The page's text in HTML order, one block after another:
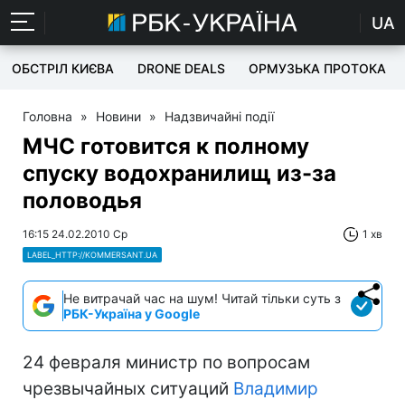
UA
ОБСТРІЛ КИЄВА DRONE DEALS ОРМУЗЬКА ПРОТОКА
Головна » Новини » Надзвичайні події
МЧС готовится к полному
спуску водохранилищ из-за
половодья
16:15 24.02.2010 Ср 1 хв
LABEL_HTTP://KOMMERSANT.UA
Не витрачай час на шум! Читай тільки суть з
РБК-Україна у Google
24 февраля министр по вопросам
чрезвычайных ситуаций Владимир